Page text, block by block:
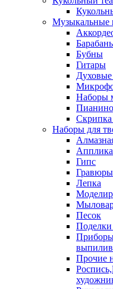
Музыкальные
Бубны
Гитары
Наборы
Наборы для
Гипс
Гравюры
Лепка
Песок
Поделки
Прочие